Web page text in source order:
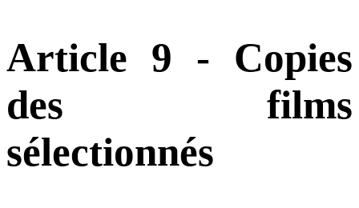
Article 9 - Copies
des films
sélectionnés